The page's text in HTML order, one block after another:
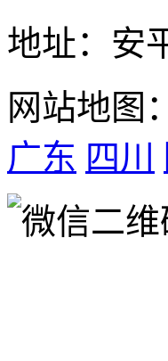
地址：安
网站地图：
广东 四川